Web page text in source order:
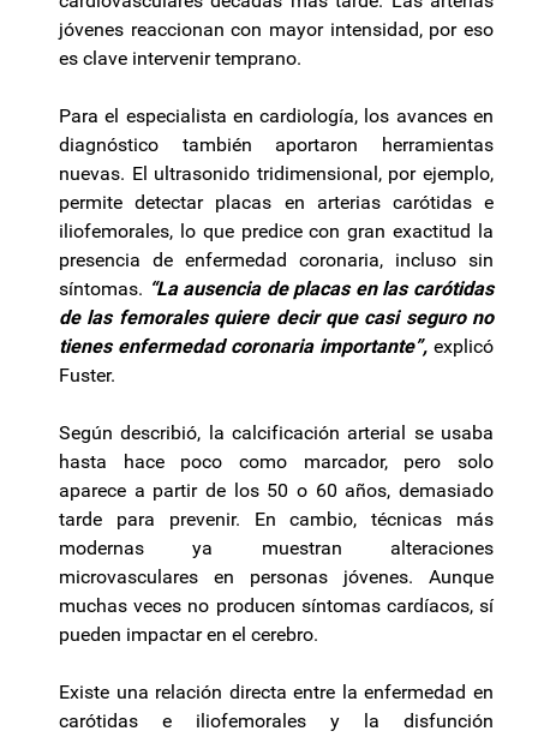
jóvenes reaccionan con mayor intensidad, por eso
es clave intervenir temprano.
Para el especialista en cardiología, los avances en
diagnóstico también aportaron herramientas
nuevas. El ultrasonido tridimensional, por ejemplo,
permite detectar placas en arterias carótidas e
iliofemorales, lo que predice con gran exactitud la
presencia de enfermedad coronaria, incluso sin
síntomas. “La ausencia de placas en las carótidas
de las femorales quiere decir que casi seguro no
tienes enfermedad coronaria importante”, explicó
Fuster.
Según describió, la calcificación arterial se usaba
hasta hace poco como marcador, pero solo
aparece a partir de los 50 o 60 años, demasiado
tarde para prevenir. En cambio, técnicas más
modernas ya muestran alteraciones
microvasculares en personas jóvenes. Aunque
muchas veces no producen síntomas cardíacos, sí
pueden impactar en el cerebro.
Existe una relación directa entre la enfermedad en
carótidas e iliofemorales y la disfunción